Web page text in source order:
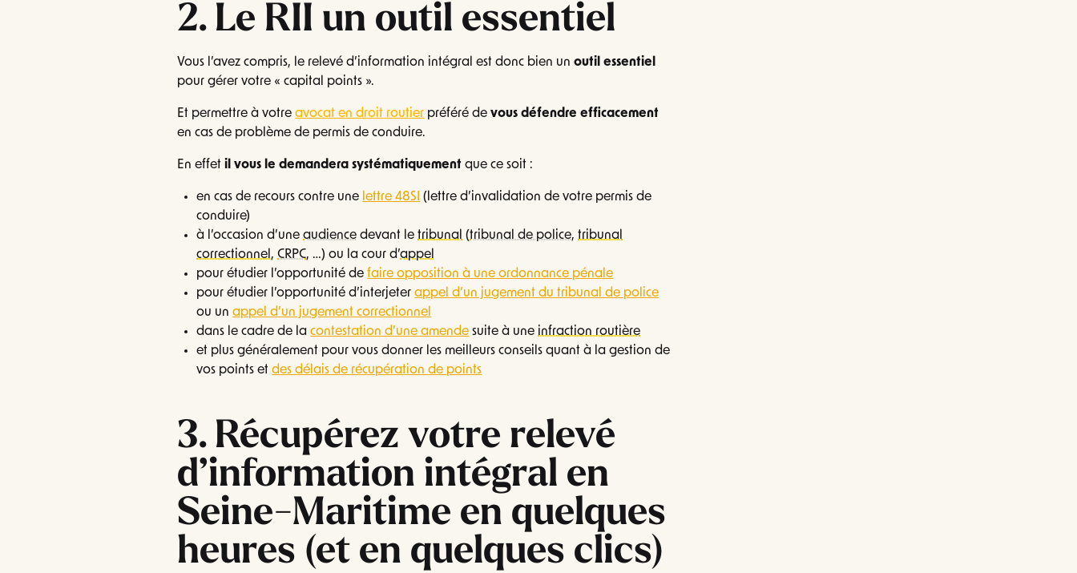
2. Le RII un outil essentiel
Vous l’avez compris, le relevé d’information intégral est donc bien unoutil essentiel
pour gérer votre « capital points ».
Et permettre à votreavocat en droit routier préféré de vous défendre efficacement
en cas de problème de permis de conduire.
En effet il vous le demandera systématiquement que ce soit :
en cas de recours contre une lettre 48SI (lettre d’invalidation de votre permis de
conduire)
à l’occasion d’uneaudience devant letribunal (tribunal de police,tribunal
correctionnel ,CRPC, …) ou la cour d’appel
pour étudier l’opportunité defaire opposition à une ordonnance pénale
pour étudier l’opportunité d’interjeterappel d’un jugement du tribunal de police
ou unappel d’un jugement correctionnel
dans le cadre de lacontestation d’une amende suite à une infraction routière
et plus généralement pour vous donner les meilleurs conseils quant à la gestion de
vos points etdes délais de récupération de points
3. Récupérez votre relevé
d’information intégral en
Seine-Maritime en quelques
heures (et en quelques clics)